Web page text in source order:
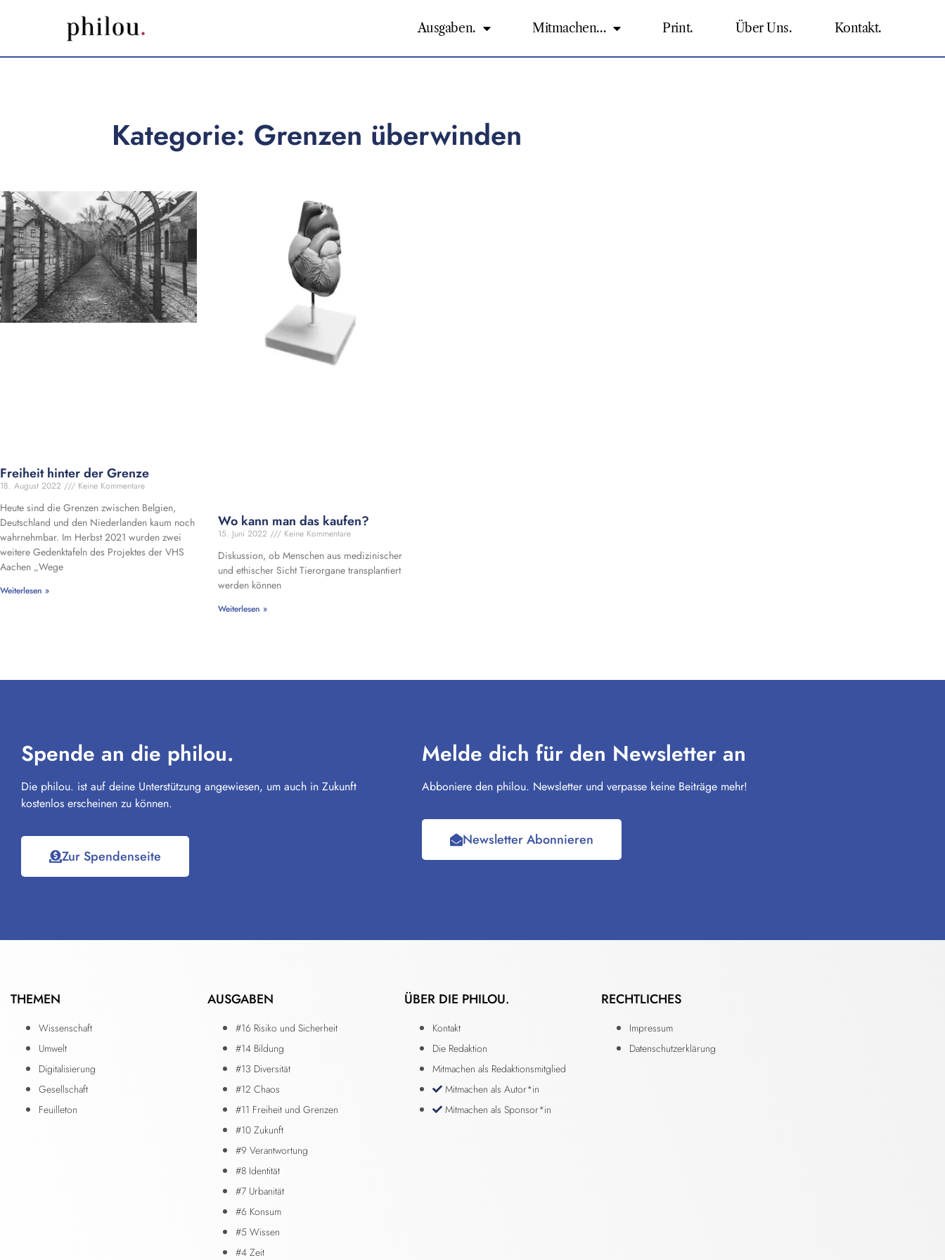
Ausgaben. Mitmachen… Print. Über Uns. Kontakt.
Kategorie: Grenzen überwinden
Freiheit hinter der Grenze
18. August 2022 Keine Kommentare
Heute sind die Grenzen zwischen Belgien,
Deutschland und den Niederlanden kaum noch
wahrnehmbar. Im Herbst 2021 wurden zwei
weitere Gedenktafeln des Projektes der VHS
Aachen „Wege
Weiterlesen »
Wo kann man das kaufen?
15. Juni 2022 Keine Kommentare
Diskussion, ob Menschen aus medizinischer
und ethischer Sicht Tierorgane transplantiert
werden können
Weiterlesen »
Spende an die philou.
Die philou. ist auf deine Unterstützung angewiesen, um auch in Zukunft
kostenlos erscheinen zu können.
Zur Spendenseite
Melde dich für den Newsletter an
Abboniere den philou. Newsletter und verpasse keine Beiträge mehr!
Newsletter Abonnieren
THEMEN
Wissenschaft
Umwelt
Digitalisierung
Gesellschaft
Feuilleton
AUSGABEN
#16 Risiko und Sicherheit
#14 Bildung
#13 Diversität
#12 Chaos
#11 Freiheit und Grenzen
#10 Zukunft
#9 Verantwortung
#8 Identität
#7 Urbanität
#6 Konsum
#5 Wissen
#4 Zeit
ÜBER DIE PHILOU.
Kontakt
Die Redaktion
Mitmachen als Redaktionsmitglied
Mitmachen als Autor*in
Mitmachen als Sponsor*in
RECHTLICHES
Impressum
Datenschutzerklärung